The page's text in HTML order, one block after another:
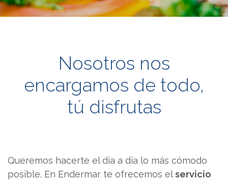
Nosotros nos
encargamos de todo,
tú disfrutas
Queremos hacerte el día a día lo más cómodo
posible. En Endermar te ofrecemos elservicio